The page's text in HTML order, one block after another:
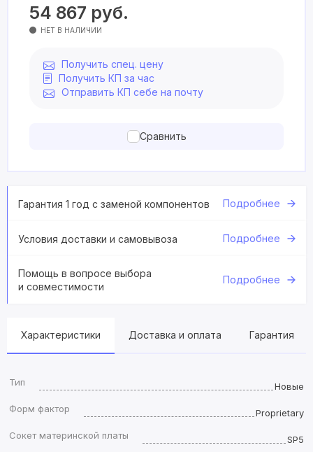
54 867 руб.
НЕТ В НАЛИЧИИ
Получить спец. цену
Получить КП за час
Отправить КП себе на почту
Сравнить
Гарантия 1 год с заменой компонентов Подробнее
Условия доставки и самовывоза Подробнее
Помощь в вопросе выбора
и совместимости
Подробнее
Характеристики Доставка и оплата Гарантия
Тип
Новые
Форм фактор
Proprietary
Сокет материнской платы
SP5